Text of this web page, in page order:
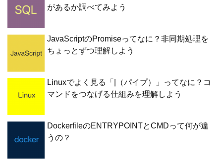
があるか調べてみよう
JavaScriptのPromiseってなに？非同期処理を
ちょっとずつ理解しよう
Linuxでよく見る「|（パイプ）」ってなに？コ
マンドをつなげる仕組みを理解しよう
DockerfileのENTRYPOINTとCMDって何が違
うの？